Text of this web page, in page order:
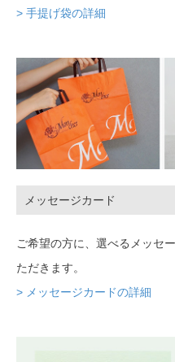
> 手提げ袋の詳細
メッセージカード
ご希望の方に、選べるメッセ
ただきます。
> メッセージカードの詳細